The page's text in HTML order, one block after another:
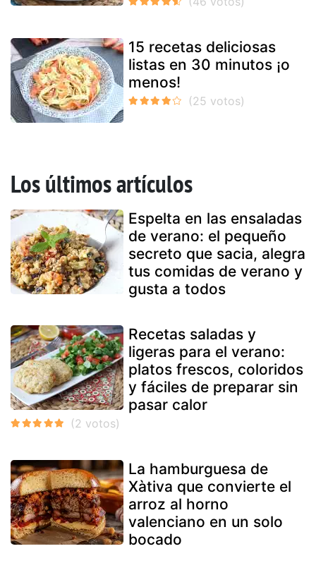
15 recetas deliciosas
listas en 30 minutos ¡o
menos!
Los últimos artículos
Espelta en las ensaladas
de verano: el pequeño
secreto que sacia, alegra
tus comidas de verano y
gusta a todos
Recetas saladas y
ligeras para el verano:
platos frescos, coloridos
y fáciles de preparar sin
pasar calor
La hamburguesa de
Xàtiva que convierte el
arroz al horno
valenciano en un solo
bocado